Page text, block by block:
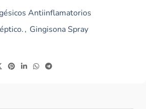
Antiinflamatorios
, Gingisona Spray